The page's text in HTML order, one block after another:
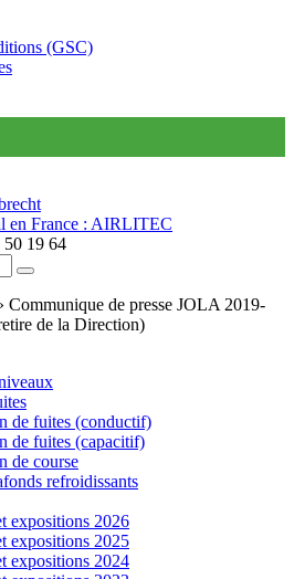
(GSC)
en France : AIRLITEC
19 64
Communique de presse JOLA 2019-
de la Direction)
de fuites (conductif)
de fuites (capacitif)
de course
refroidissants
expositions 2026
expositions 2025
expositions 2024